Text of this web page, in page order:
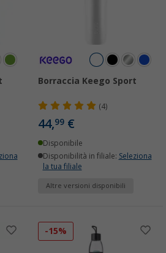
Borraccia Keego Sport
(4)
44,99 €
Disponibile
Disponibilità in filiale: Seleziona
la tua filiale
Altre versioni disponibili
-15%